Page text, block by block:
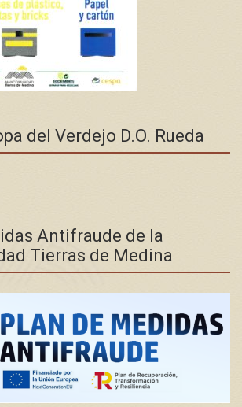
del Verdejo D.O. Rueda
Antifraude de la
Tierras de Medina